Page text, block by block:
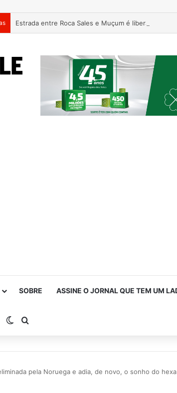
Estrada entre Roca Sales e Muçum é liberada após
SOBRE ASSINE O JORNAL QUE TEM UM
Lateral
Switch skin
pela Noruega e adia, de novo, o sonho do hexa